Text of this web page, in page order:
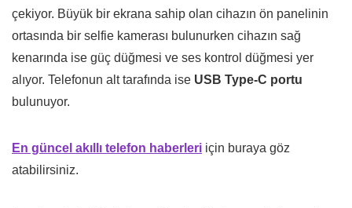
çekiyor. Büyük bir ekrana sahip olan cihazın ön panelinin
ortasında bir selfie kamerası bulunurken cihazın sağ
kenarında ise güç düğmesi ve ses kontrol düğmesi yer
alıyor. Telefonun alt tarafında ise USB Type-C portu
bulunuyor.
En güncel akıllı telefon haberleri için buraya göz
atabilirsiniz.